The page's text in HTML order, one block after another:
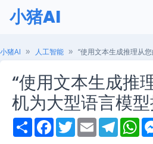
小猪AI
小猪AI 人工智能 “使用文本生成推理从
“使用文本生成推
机为大型语言模
S
h
F
a
T
w
E
m
T
e
W
h